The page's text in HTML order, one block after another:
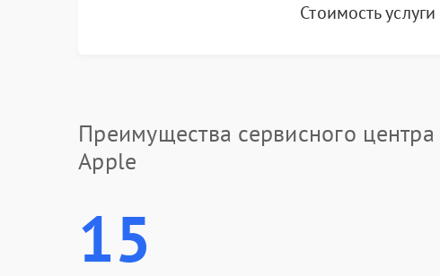
Стоимость услуги
Преимущества сервисного центра
Apple
15